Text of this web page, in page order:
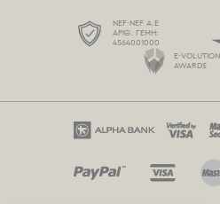
ΠΡΟΣΤΑΣΙΑ ΠΡΟΣΩΠΙΚΩΝ ΔΕΔΟΜΕΝΩΝ
NEF-NEF Α.Ε
ΑΡΙΘ. ΓΕΜΗ:
4564001000
E-VOLUTION
AWARDS